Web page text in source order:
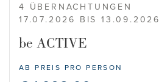
4 ÜBERNACHTUNGEN
17.07.2026 BIS 13.09.2026
be ACTIVE
AB PREIS PRO PERSON